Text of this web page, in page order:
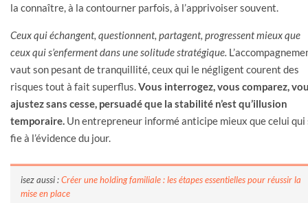
la connaître, à la contourner parfois, à l’apprivoiser souvent.
Ceux qui échangent, questionnent, partagent, progressent mieux que
ceux qui s’enferment dans une solitude stratégique.
vaut son pesant de tranquillité, ceux qui le négligent courent des
risques tout à fait superflus.Vous interrogez, vous comparez,
ajustez sans cesse, persuadé que la stabilité n’est qu’illusion
temporaire. Un entrepreneur informé anticipe mieux que celui qui
fie à l’évidence du jour.
isez aussi :Créer une holding familiale : les étapes essentielles pour réussir la
mise en place